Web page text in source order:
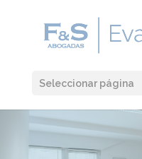
Seleccionar página